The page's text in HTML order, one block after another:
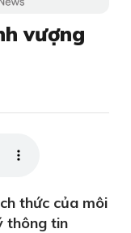
vượng
thức của môi
thông tin